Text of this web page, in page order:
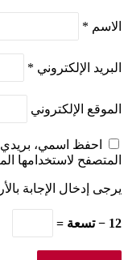
الاسم *
البريد الإلكتروني *
الموقع الإلكتروني
احفظ اسمي، بريدي
المتصفح لاستخدامها
يرجى إدخال الإجابة
12 − تسعة =